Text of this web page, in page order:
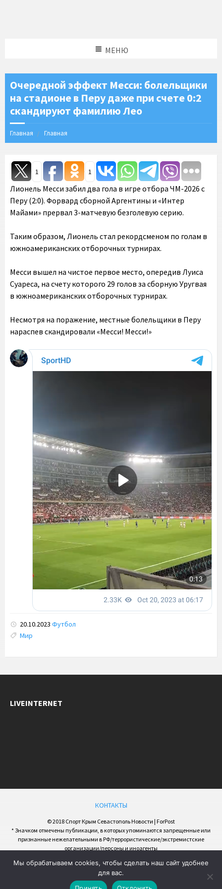
МЕНЮ
Очередной эффект Месси: болельщики
на стадионе в Перу даже при счете 0:2
скандируют фамилию Лео
Главная Главная
1 1
Лионель Месси забил два гола в игре отбора ЧМ-2026 с
Перу (2:0). Форвард сборной Аргентины и «Интер
Майами» прервал 3-матчевую безголевую серию.
Таким образом, Лионель стал рекордсменом по голам в
южноамериканских отборочных турнирах.
Месси вышел на чистое первое место, опередив Луиса
Суареса, на счету которого 29 голов за сборную Уругвая
в южноамериканских отборочных турнирах.
Несмотря на поражение, местные болельщики в Перу
нараспев скандировали «Месси! Месси!»
20.10.2023 Футбол
Tags:
Мир
LIVEINTERNET
КОНТАКТЫ
© 2018 Спорт Крым Севастополь Новости | ForPost
* Значком отмечены публикации, в которых упоминаются запрещенные или
признанные нежелательными в РФ/террористические/экстремистские
организации/персоны и иноагенты
Мы обрабатываем cookies, чтобы сделать наш сайт удобнее
для вас.